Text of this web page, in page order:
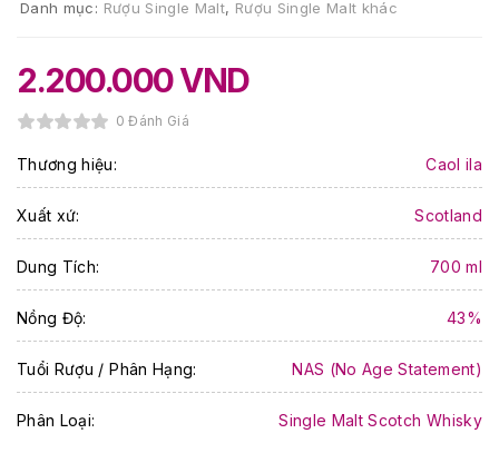
Danh mục: Rượu Single Malt, Rượu Single Malt khác
2.200.000VND
0 Đánh Giá
Thương hiệu: Caol ila
Xuất xứ: Scotland
Dung Tích: 700 ml
Nồng Độ: 43%
Tuổi Rượu / Phân Hạng: NAS (No Age Statement)
Phân Loại: Single Malt Scotch Whisky